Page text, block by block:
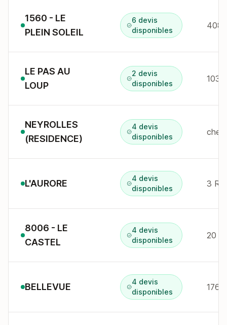
1560 - LE
PLEIN SOLEIL
6 devis
disponibles
408
LE PAS AU
LOUP
2 devis
disponibles
NEYROLLES
(RESIDENCE)
4 devis
disponibles
L'AURORE
4 devis
disponibles
3
8006 - LE
CASTEL
4 devis
disponibles
BELLEVUE
4 devis
disponibles